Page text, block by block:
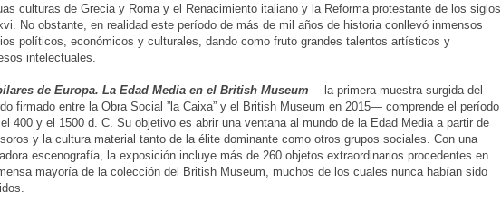
culturas de Grecia y Roma y el Renacimiento italiano y la Reforma protestante de los siglos
No obstante, en realidad este período de más de mil años de historia conllevó inmensos
políticos, económicos y culturales, dando como fruto grandes talentos artísticos y
intelectuales.
de Europa. La Edad Media en el British Museum —la primera muestra surgida del
firmado entre la Obra Social ”la Caixa” y el British Museum en 2015— comprende el período
400 y el 1500 d. C. Su objetivo es abrir una ventana al mundo de la Edad Media a partir de
y la cultura material tanto de la élite dominante como otros grupos sociales. Con una
escenografía, la exposición incluye más de 260 objetos extraordinarios procedentes en
mayoría de la colección del British Museum, muchos de los cuales nunca habían sido